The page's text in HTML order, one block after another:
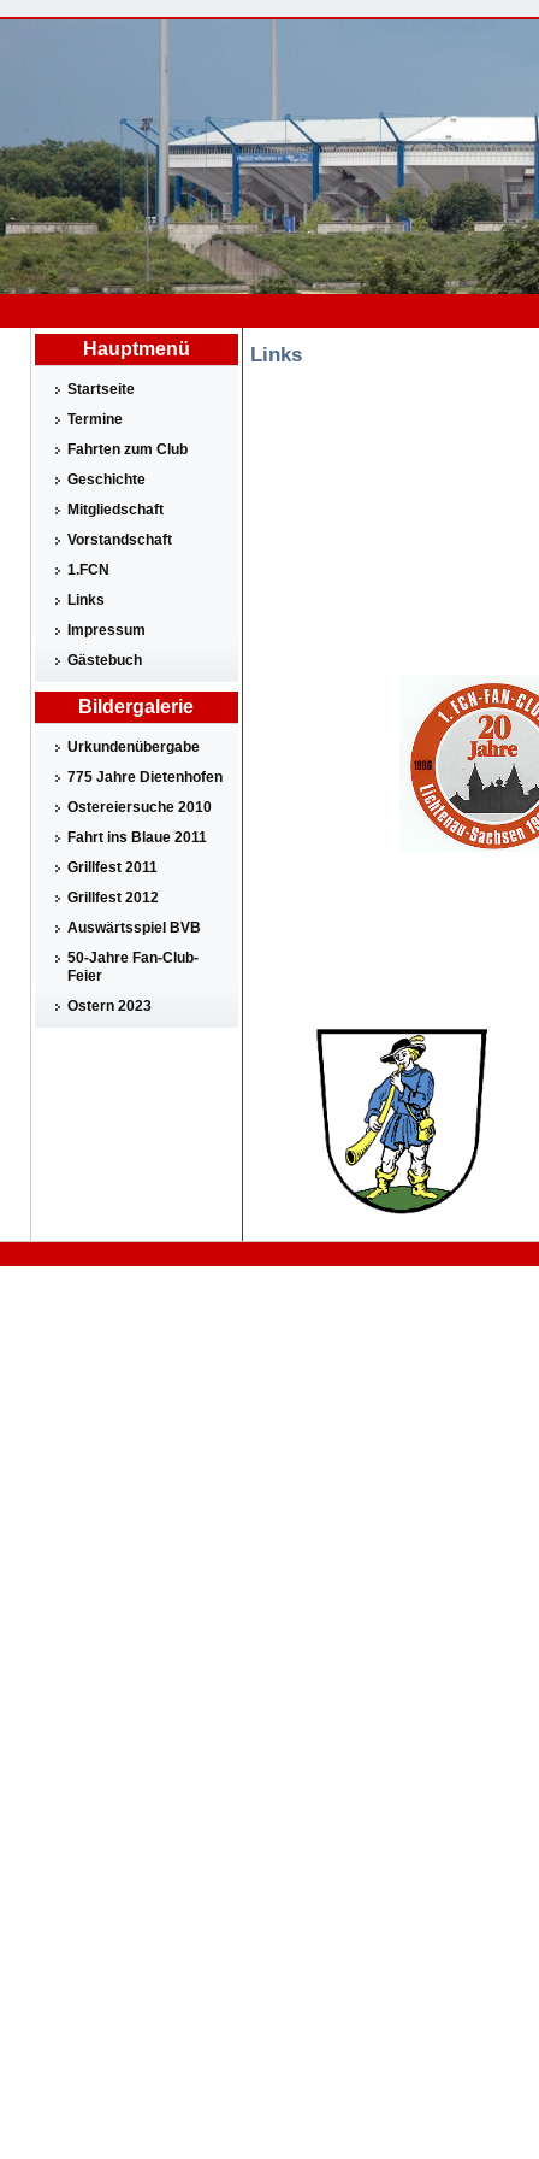
Hauptmenü
Startseite
Termine
Fahrten zum Club
Geschichte
Mitgliedschaft
Vorstandschaft
1.FCN
Links
Impressum
Gästebuch
Bildergalerie
Urkundenübergabe
775 Jahre Dietenhofen
Ostereiersuche 2010
Fahrt ins Blaue 2011
Grillfest 2011
Grillfest 2012
Auswärtsspiel BVB
50-Jahre Fan-Club-
Feier
Ostern 2023
Links